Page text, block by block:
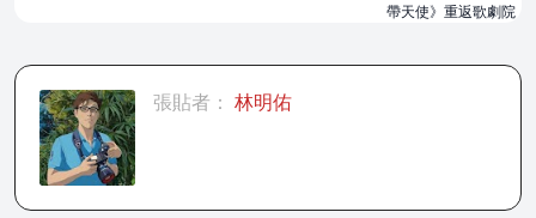
帶天使》重返歌劇院
張貼者： 林明佑